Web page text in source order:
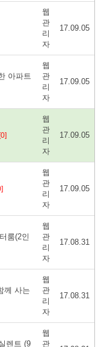
웹
관
리
자
17.09.05
아파트
웹
관
리
자
17.09.05
웹
관
리
자
17.09.05
웹
관
리
자
17.09.05
룸(2인
웹
관
리
자
17.08.31
께 사는
웹
관
리
자
17.08.31
렌트 (9
웹
관